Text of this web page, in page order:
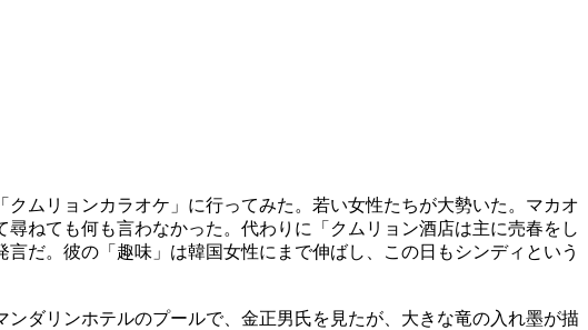
ムリョンカラオケ」に行ってみた。若い女性たちが大勢いた。マカオ
ねても何も言わなかった。代わりに「クムリョン酒店は主に売春をし
だ。彼の「趣味」は韓国女性にまで伸ばし、この日もシンディという
ダリンホテルのプールで、金正男氏を見たが、大きな竜の入れ墨が描